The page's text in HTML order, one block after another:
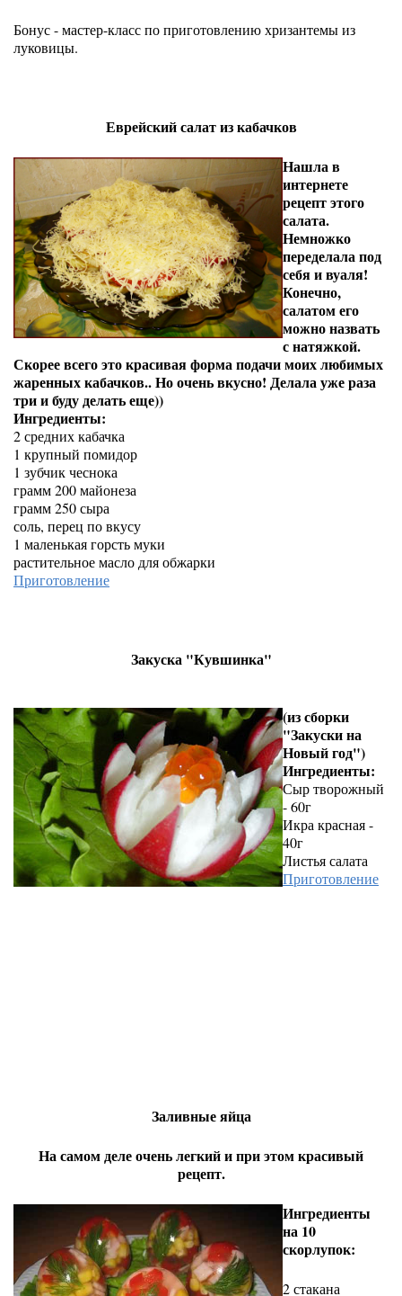
Бонус - мастер-класс по приготовлению хризантемы из
луковицы.
Еврейский салат из кабачков
Нашла в
интернете
рецепт этого
салата.
Немножко
переделала под
себя и вуаля!
Конечно,
салатом его
можно назвать
с натяжкой.
Скорее всего это красивая форма подачи моих любимых
жаренных кабачков.. Но очень вкусно! Делала уже раза
три и буду делать еще))
Ингредиенты:
2 средних кабачка
1 крупный помидор
1 зубчик чеснока
грамм 200 майонеза
грамм 250 сыра
соль, перец по вкусу
1 маленькая горсть муки
растительное масло для обжарки
Приготовление
Закуска "Кувшинка"
(из сборки
"Закуски на
Новый год")
Ингредиенты:
Сыр творожный
- 60г
Икра красная -
40г
Листья салата
Приготовление
Заливные яйца
На самом деле очень легкий и при этом красивый
рецепт.
Ингредиенты
на 10
скорлупок:
2 стакана